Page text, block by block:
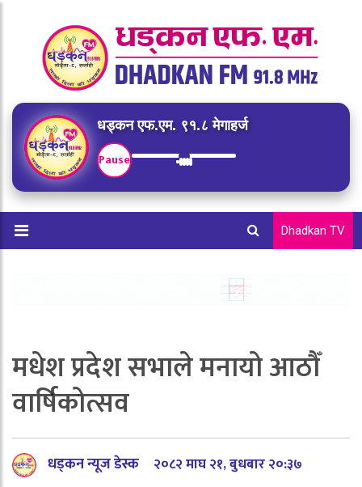
धड्कन एफ.एम. ९१.८ मेगाहर्ज
Pause
Dhadkan TV
मधेश प्रदेश सभाले मनायो आठौँ
वार्षिकोत्सव
धड्कन न्यूज डेस्क २०८२ माघ २१, बुधबार २०:३७